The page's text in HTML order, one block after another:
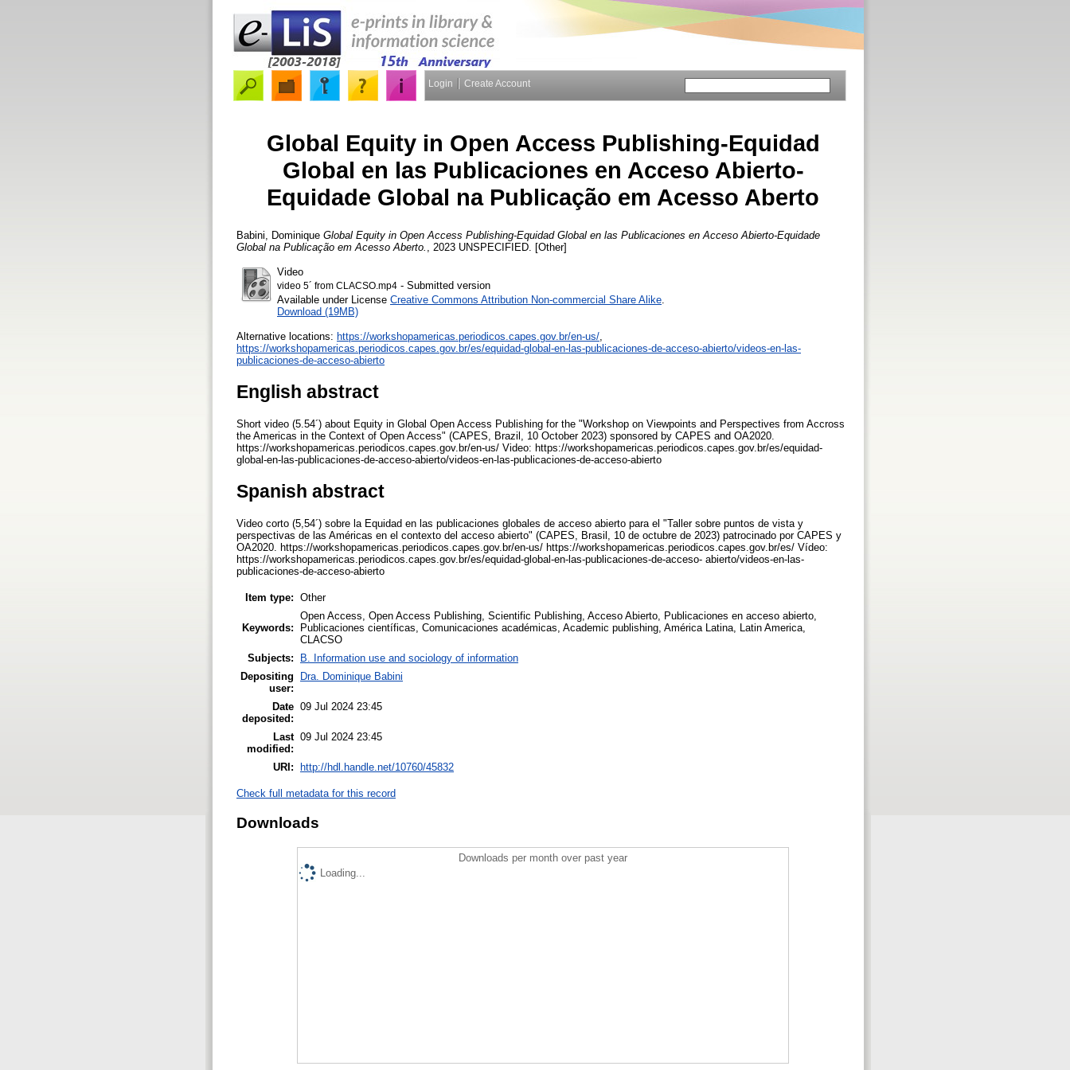
Login Create Account
Global Equity in Open Access Publishing-Equidad
Global en las Publicaciones en Acceso Abierto-
Equidade Global na Publicação em Acesso Aberto
Babini, Dominique Global Equity in Open Access Publishing-Equidad Global en las Publicaciones en Acceso Abierto-Equidade
Global na Publicação em Acesso Aberto.
, 2023 UNSPECIFIED. [Other]
Video
video 5´ from CLACSO.mp4 - Submitted version
Available under License Creative Commons Attribution Non-commercial Share Alike
Download (19MB)
Alternative locations: https://workshopamericas.periodicos.capes.gov.br/en-us/
https://workshopamericas.periodicos.capes.gov.br/es/equidad-global-en-las-publicaciones-de-acceso-abierto/videos-en-las-
publicaciones-de-acceso-abierto
English abstract
Short video (5.54´) about Equity in Global Open Access Publishing for the "Workshop on Viewpoints and Perspectives from Accross
the Americas in the Context of Open Access" (CAPES, Brazil, 10 October 2023) sponsored by CAPES and OA2020.
https://workshopamericas.periodicos.capes.gov.br/en-us/ Video: https://workshopamericas.periodicos.capes.gov.br/es/equidad-
global-en-las-publicaciones-de-acceso-abierto/videos-en-las-publicaciones-de-acceso-abierto
Spanish abstract
Video corto (5,54´) sobre la Equidad en las publicaciones globales de acceso abierto para el "Taller sobre puntos de vista y
perspectivas de las Américas en el contexto del acceso abierto" (CAPES, Brasil, 10 de octubre de 2023) patrocinado por CAPES y
OA2020. https://workshopamericas.periodicos.capes.gov.br/en-us/ https://workshopamericas.periodicos.capes.gov.br/es/ Vídeo:
https://workshopamericas.periodicos.capes.gov.br/es/equidad-global-en-las-publicaciones-de-acceso- abierto/videos-en-las-
publicaciones-de-acceso-abierto
Item type: Other
Keywords:
Open Access, Open Access Publishing, Scientific Publishing, Acceso Abierto, Publicaciones en acceso abierto,
Publicaciones científicas, Comunicaciones académicas, Academic publishing, América Latina, Latin America,
CLACSO
Subjects:
B. Information use and sociology of information
Depositing
user:
Dra. Dominique Babini
Date
deposited:
09 Jul 2024 23:45
Last
modified:
09 Jul 2024 23:45
URI: http://hdl.handle.net/10760/45832
Check full metadata for this record
Downloads
Downloads per month over past year
Loading...